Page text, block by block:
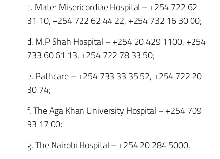
c. Mater Misericordiae Hospital – +254 722 62
31 10, +254 722 62 44 22, +254 732 16 30 00;
d. M.P Shah Hospital – +254 20 429 1100, +254
733 60 61 13, +254 722 78 33 50;
e. Pathcare – +254 733 33 35 52, +254 722 20
30 74;
f. The Aga Khan University Hospital – +254 709
93 17 00;
g. The Nairobi Hospital – +254 20 284 5000.